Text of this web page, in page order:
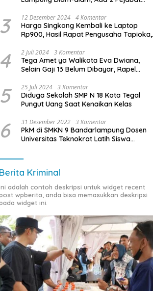
3 12 Desember 2024 4 Komentar
Harga Singkong Kembali ke Laptop
Rp900, Hasil Rapat Pengusaha Tapioka,
Lampung
4 2 Juli 2024 3 Komentar
Tega Amet ya Walikota Eva Dwiana,
Selain Gaji 13 Belum Dibayar, Rapel
Dibayar
5 25 Juli 2024 3 Komentar
Diduga Sekolah SMP N 18 Kota Tegal
Pungut Uang Saat Kenaikan Kelas
6 31 Desember 2022 3 Komentar
PkM di SMKN 9 Bandarlampung Dosen
Universitas Teknokrat Latih Siswa
Berita Kriminal
adalah contoh deskripsi untuk widget recent
wpberita, anda bisa memasukkan deskripsi
widget ini.